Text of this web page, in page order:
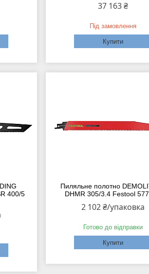
37 163 ₴
Під замовлення
Купити
400/5
Пиляльне полотно
DHMR 305/3.4 Festool
2 102 ₴/упаковка
Готово до відправки
Купити